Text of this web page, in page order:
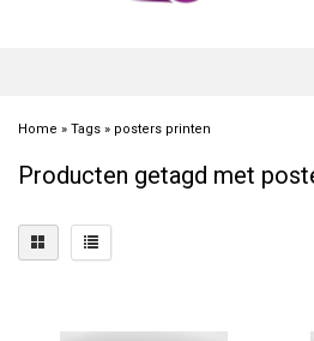
Home » Tags » posters printen
Producten getagd met